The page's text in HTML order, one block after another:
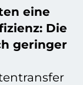
eine
Die
geringer